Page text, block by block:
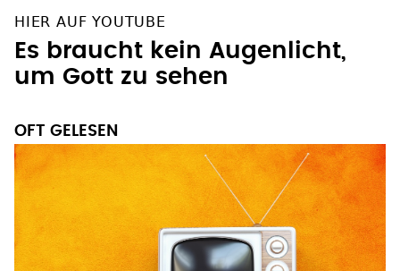
HIER AUF YOUTUBE
Es braucht kein Augenlicht,
um Gott zu sehen
OFT GELESEN